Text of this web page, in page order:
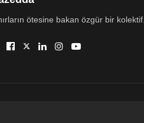
ötesine bakan özgür bir